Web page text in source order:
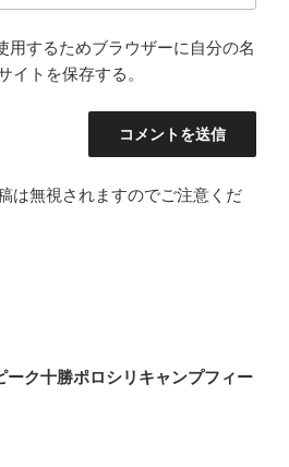
用するためブラウザーに自分の名
イトを保存する。
は無視されますのでご注意くだ
ーク十勝ポロシリキャンプフィー